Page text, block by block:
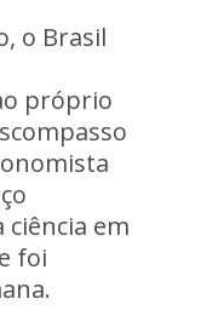
o Brasil
próprio
em
foi